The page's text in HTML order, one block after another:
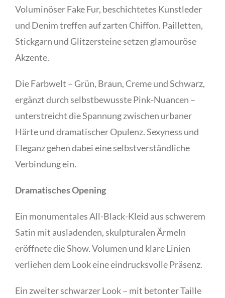
Voluminöser Fake Fur, beschichtetes Kunstleder
und Denim treffen auf zarten Chiffon. Pailletten,
Stickgarn und Glitzersteine setzen glamouröse
Akzente.
Die Farbwelt – Grün, Braun, Creme und Schwarz,
ergänzt durch selbstbewusste Pink-Nuancen –
unterstreicht die Spannung zwischen urbaner
Härte und dramatischer Opulenz. Sexyness und
Eleganz gehen dabei eine selbstverständliche
Verbindung ein.
Dramatisches Opening
Ein monumentales All-Black-Kleid aus schwerem
Satin mit ausladenden, skulpturalen Ärmeln
eröffnete die Show. Volumen und klare Linien
verliehen dem Look eine eindrucksvolle Präsenz.
Ein zweiter schwarzer Look – mit betonter Taille